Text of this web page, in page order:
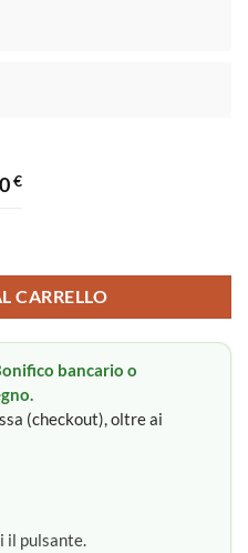
€
CARRELLO
bancario o
(checkout), oltre ai
il pulsante.